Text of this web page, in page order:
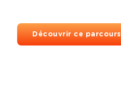
Découvrir ce parcours